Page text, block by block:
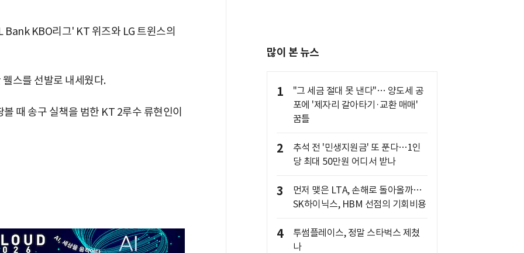
KBO리그' KT 위즈와 LG 트윈스의
스를 선발로 내세웠다.
때 송구 실책을 범한 KT 2루수 류현인이
많이 본 뉴스
1
"그 세금 절대 못 낸다"… 양도세 공
포에 '제자리 갈아타기·교환 매매'
꿈틀
2
추석 전 '민생지원금' 또 푼다…1인
당 최대 50만원 어디서 받나
3
먼저 맺은 LTA, 손해로 돌아올까…
SK하이닉스, HBM 선점의 기회비용
4
투썸플레이스, 정말 스타벅스 제쳤
나